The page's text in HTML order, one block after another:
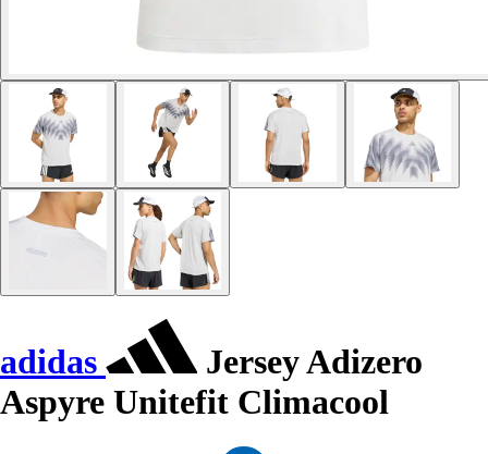
adidas
Jersey Adizero
Aspyre Unitefit Climacool